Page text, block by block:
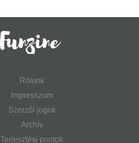
Rólunk
Impresszum
Szerzői jogok
Archív
Terjesztési pontok